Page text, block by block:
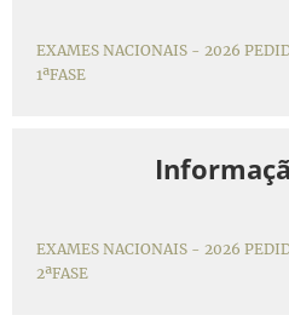
EXAMES NACIONAIS - 2026
1ªFASE
EXAMES NACIONAIS - 2026
2ªFASE